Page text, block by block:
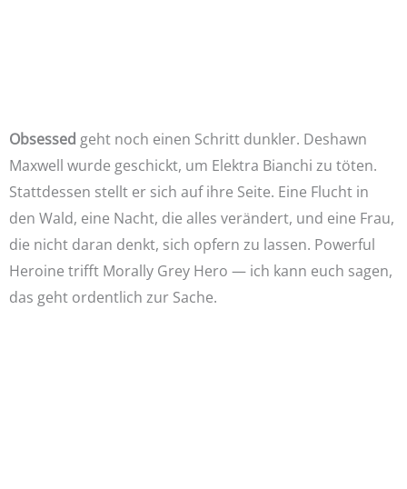
Obsessed geht noch einen Schritt dunkler. Deshawn
Maxwell wurde geschickt, um Elektra Bianchi zu töten.
Stattdessen stellt er sich auf ihre Seite. Eine Flucht in
den Wald, eine Nacht, die alles verändert, und eine Frau,
die nicht daran denkt, sich opfern zu lassen. Powerful
Heroine trifft Morally Grey Hero — ich kann euch sagen,
das geht ordentlich zur Sache.